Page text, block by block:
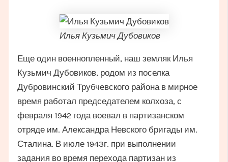
Илья Кузьмич Дубовиков
Еще один военнопленный, наш земляк Илья
Кузьмич Дубовиков, родом из поселка
Дубровинский Трубчевского района в мирное
время работал председателем колхоза, с
февраля 1942 года воевал в партизанском
отряде им. Александра Невского бригады им.
Сталина. В июле 1943г. при выполнении
задания во время перехода партизан из